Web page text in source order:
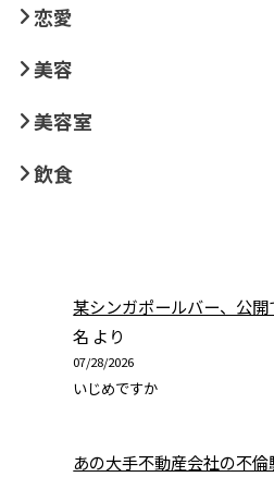
恋愛
美容
美容室
飲食
某シンガポールバー、公開
名 より
07/28/2026
いじめですか
あの大手不動産会社の不